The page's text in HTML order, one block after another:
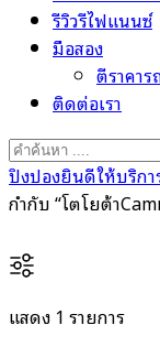
รีวิวรีไฟแนนซ์
มือสอง
ตีราคาร
ติดต่อเรา
Search
for:
ปิงปองยินดีให้บริกา
กำกับ “โตโยต้า
แสดง 1 รายการ